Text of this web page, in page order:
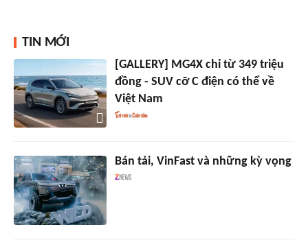
TIN MỚI
[GALLERY] MG4X chỉ từ 349 triệu
đồng - SUV cỡ C điện có thể về
Việt Nam
Bán tải, VinFast và những kỳ vọng